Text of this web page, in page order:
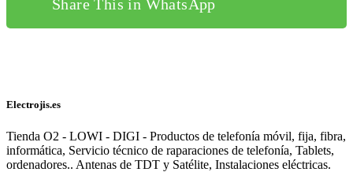
Share This in WhatsApp
Electrojis.es
Tienda O2 - LOWI - DIGI - Productos de telefonía móvil, fija, fibra,
informática, Servicio técnico de raparaciones de telefonía, Tablets,
ordenadores.. Antenas de TDT y Satélite, Instalaciones eléctricas.